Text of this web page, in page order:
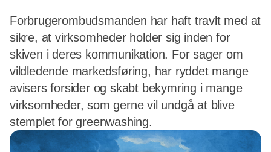
Forbrugerombudsmanden har haft travlt med at
sikre, at virksomheder holder sig inden for
skiven i deres kommunikation. For sager om
vildledende markedsføring, har ryddet mange
avisers forsider og skabt bekymring i mange
virksomheder, som gerne vil undgå at blive
stemplet for greenwashing.